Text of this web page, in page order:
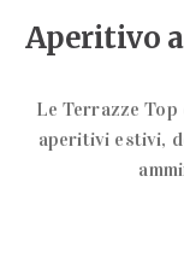
Aperitivo a
Le Terrazze
aperitivi estivi,